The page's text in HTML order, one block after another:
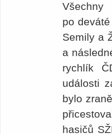
po
Semily a
a
rychlík
události
bylo
hasičů